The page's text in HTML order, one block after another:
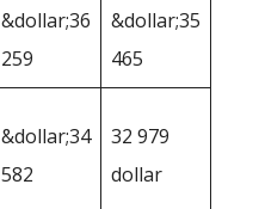
&dollar;36
259
&dollar;35
465
&dollar;34
582
32 979
dollar